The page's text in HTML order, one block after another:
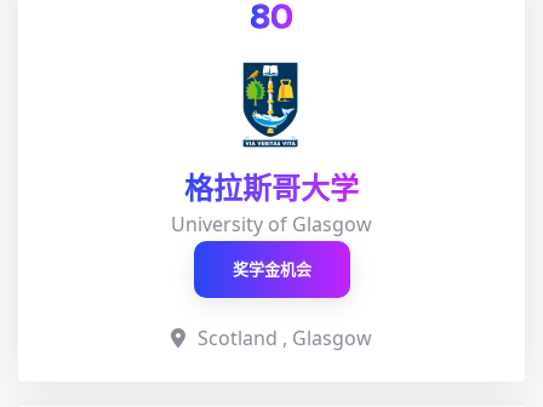
80
格拉斯哥大学
University of Glasgow
奖学金机会
Scotland , Glasgow